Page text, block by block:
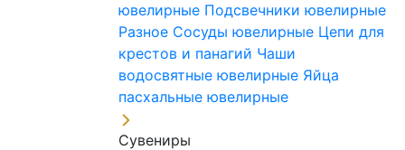
ювелирные Подсвечники ювелирные
Разное Сосуды ювелирные Цепи для
крестов и панагий Чаши
водосвятные ювелирные Яйца
пасхальные ювелирные
Сувениры